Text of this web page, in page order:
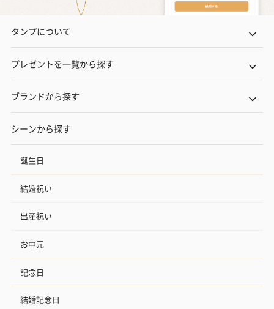
タンプについて
プレゼントを一覧から探す
ブランドから探す
シーンから探す
誕生日
結婚祝い
出産祝い
お中元
記念日
結婚記念日